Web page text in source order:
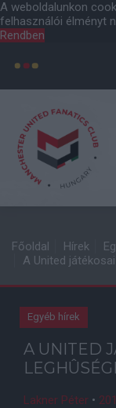
A weboldalunkon
felhasználói élményt
Rendben
Főoldal Hírek
A United
Egyéb hírek
A UNITED
Lakner Péter •